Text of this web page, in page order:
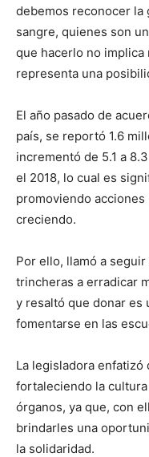
debemos reconocer la
sangre, quienes son
que hacerlo no
representa una
El año pasado de
país, se reportó 1.6
incrementó de 5.1 a
el 2018, lo cual es
promoviendo acciones
creciendo.
Por ello, llamó a
trincheras a erradicar
y resaltó que donar es
fomentarse en las
La legisladora
fortaleciendo la
órganos, ya que, con
brindarles una
la solidaridad.